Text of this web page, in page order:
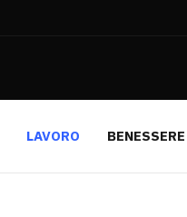
LAVORO BENESSERE